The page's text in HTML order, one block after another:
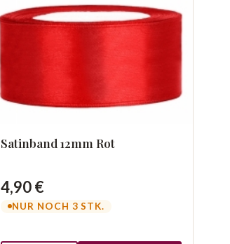
Satinband 12mm Rot
4,90 €
NUR NOCH 3 STK.